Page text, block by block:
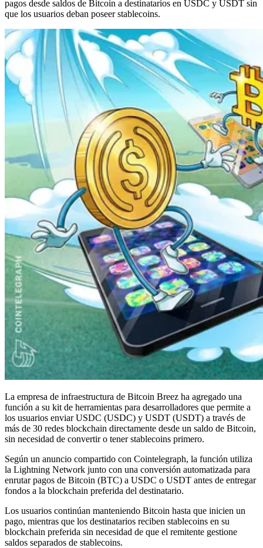
pagos desde saldos de Bitcoin a destinatarios en USDC y USDT sin
que los usuarios deban poseer stablecoins.
La empresa de infraestructura de Bitcoin Breez ha agregado una
función a su kit de herramientas para desarrolladores que permite a
los usuarios enviar USDC (USDC) y USDT (USDT) a través de
más de 30 redes blockchain directamente desde un saldo de Bitcoin,
sin necesidad de convertir o tener stablecoins primero.
Según un anuncio compartido con Cointelegraph, la función utiliza
la Lightning Network junto con una conversión automatizada para
enrutar pagos de Bitcoin (BTC) a USDC o USDT antes de entregar
fondos a la blockchain preferida del destinatario.
Los usuarios continúan manteniendo Bitcoin hasta que inicien un
pago, mientras que los destinatarios reciben stablecoins en su
blockchain preferida sin necesidad de que el remitente gestione
saldos separados de stablecoins.